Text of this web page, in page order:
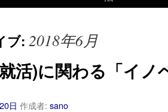
ブ: 2018年6月
活)に関わる「イノ
日 作成者: sano